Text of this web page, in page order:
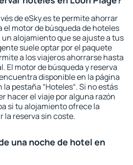
de eSky.es te permite ahorrar
el motor de búsqueda de hoteles
un alojamiento que se ajuste a tus
suele optar por el paquete
a los viajeros ahorrarse hasta
El motor de búsqueda y reserva
disponible en la página
pestaña “Hoteles“. Si no estás
hacer el viaje por alguna razón
si tu alojamiento ofrece la
la reserva sin coste.
una noche de hotel en